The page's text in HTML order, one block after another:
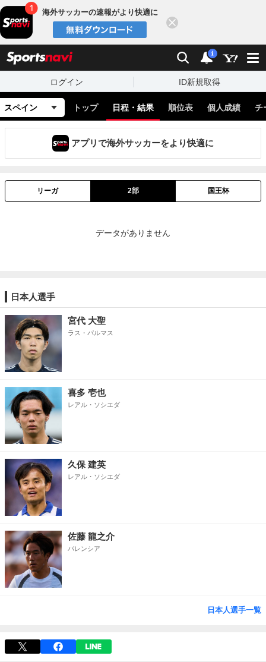
海外サッカーの速報がより快適に
検索 通知
i
ログイン ID新規取得
スペイン トップ 日程・結果 順位表 個人成績 チ
アプリで海外サッカーをより快適に
リーガ 2部 国王杯
データがありません
日本人選手
宮代 大聖
ラス・パルマス
喜多 壱也
レアル・ソシエダ
久保 建英
レアル・ソシエダ
佐藤 龍之介
バレンシア
日本人選手一覧